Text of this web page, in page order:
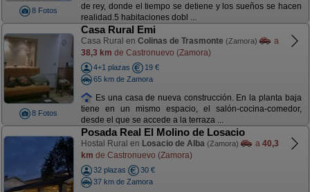
8 Fotos
de rey, donde el tiempo se detiene y los sueños se hacen
realidad.5 habitaciones dobl ...
8 Fotos
Casa Rural Emi
Casa Rural en Colinas de Trasmonte (Zamora)
a
38,3 km de Castronuevo (Zamora)
4+1 plazas
19 €
65 km de Zamora
Es una casa de nueva construcción. En la planta baja
tiene en un mismo espacio, el salón-cocina-comedor,
desde el que se accede a la terraza ...
Posada Real El Molino de Losacio
Hostal Rural en Losacio de Alba (Zamora) a 40,3
km de Castronuevo (Zamora)
32 plazas
30 €
37 km de Zamora